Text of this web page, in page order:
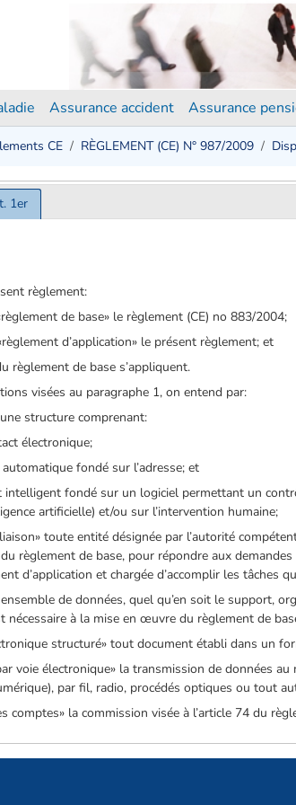
Assurance accident Assurance
CE RÈGLEMENT (CE) N° 987/2009
1er
règlement:
de base» le règlement (CE) no 883/2004;
d’application» le présent règlement; et
règlement de base s’appliquent.
visées au paragraphe 1, on entend par:
une structure comprenant:
électronique;
automatique fondé sur l’adresse; et
intelligent fondé sur un logiciel permettant un
artificielle) et/ou sur l’intervention humaine;
toute entité désignée par l’autorité
du règlement de base, pour répondre aux
d’application et chargée d’accomplir les
de données, quel qu’en soit le support,
nécessaire à la mise en œuvre du règlement de
structuré» tout document établi dans un
voie électronique» la transmission de données
par fil, radio, procédés optiques ou tout
comptes» la commission visée à l’article 74 du